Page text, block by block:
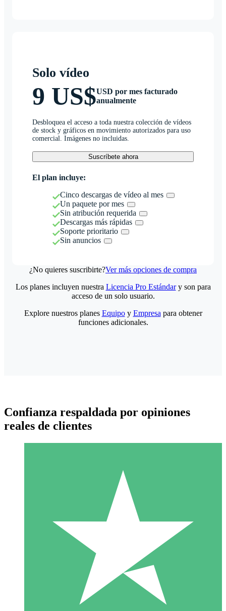
Solo vídeo
9 US$USD por mes facturado
anualmente
Desbloquea el acceso a toda nuestra colección de vídeos
de stock y gráficos en movimiento autorizados para uso
comercial. Imágenes no incluidas.
Suscríbete ahora
El plan incluye:
Cinco descargas de vídeo al mes
Un paquete por mes
Sin atribución requerida
Descargas más rápidas
Soporte prioritario
Sin anuncios
¿No quieres suscribirte?Ver más opciones de compra
Paquetes de Créditos Individuales
Paga según el uso con créditos de descarga. Sin compromiso
10 00
Los planes incluyen nuestra Licencia Pro Estándary son para
acceso de un solo usuario.
Explore nuestros planes Equipoy Empresa para obtener
funciones adicionales.
Confianza respaldada por opiniones
reales de clientes